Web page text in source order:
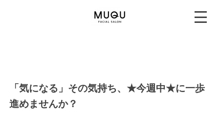
「気になる」その気持ち、★今週中★に一歩
進めませんか？